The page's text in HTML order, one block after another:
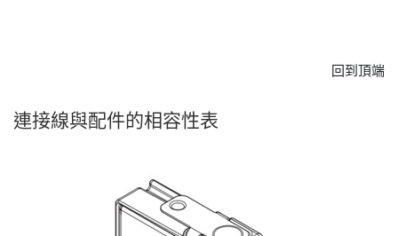
回到頂端
連接線與配件的相容性表